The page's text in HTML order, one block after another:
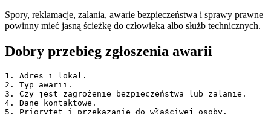
Spory, reklamacje, zalania, awarie bezpieczeństwa i sprawy prawne
powinny mieć jasną ścieżkę do człowieka albo służb technicznych.
Dobry przebieg zgłoszenia awarii
1. Adres i lokal.
2. Typ awarii.
3. Czy jest zagrożenie bezpieczeństwa lub zalanie.
4. Dane kontaktowe.
5. Priorytet i przekazanie do właściwej osoby.